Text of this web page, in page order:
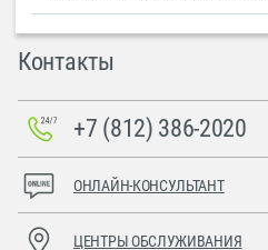
Контакты
+7 (812) 386-2020
ОНЛАЙН-КОНСУЛЬТАНТ
ЦЕНТРЫ ОБСЛУЖИВАНИЯ